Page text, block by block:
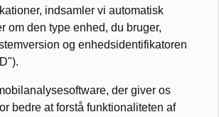
indsamler vi automatisk
om den type enhed, du bruger,
og enhedsidentifikatoren
der giver os
bedre at forstå funktionaliteten af